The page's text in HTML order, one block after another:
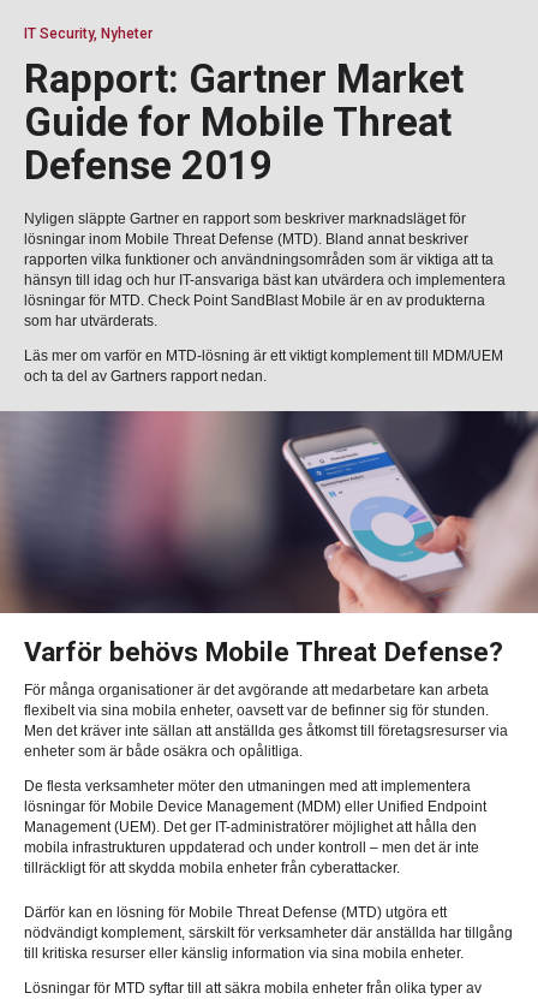
IT Security, Nyheter
Rapport: Gartner Market
Guide for Mobile Threat
Defense 2019
Nyligen släppte Gartner en rapport som beskriver marknadsläget för
lösningar inom Mobile Threat Defense (MTD). Bland annat beskriver
rapporten vilka funktioner och användningsområden som är viktiga att ta
hänsyn till idag och hur IT-ansvariga bäst kan utvärdera och implementera
lösningar för MTD. Check Point SandBlast Mobile är en av produkterna
som har utvärderats.
Läs mer om varför en MTD-lösning är ett viktigt komplement till MDM/UEM
och ta del av Gartners rapport nedan.
Varför behövs Mobile Threat Defense?
För många organisationer är det avgörande att medarbetare kan arbeta
flexibelt via sina mobila enheter, oavsett var de befinner sig för stunden.
Men det kräver inte sällan att anställda ges åtkomst till företagsresurser via
enheter som är både osäkra och opålitliga.
De flesta verksamheter möter den utmaningen med att implementera
lösningar för Mobile Device Management (MDM) eller Unified Endpoint
Management (UEM). Det ger IT-administratörer möjlighet att hålla den
mobila infrastrukturen uppdaterad och under kontroll – men det är inte
tillräckligt för att skydda mobila enheter från cyberattacker.
Därför kan en lösning för Mobile Threat Defense (MTD) utgöra ett
nödvändigt komplement, särskilt för verksamheter där anställda har tillgång
till kritiska resurser eller känslig information via sina mobila enheter.
Lösningar för MTD syftar till att säkra mobila enheter från olika typer av